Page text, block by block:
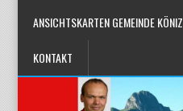
ANSICHTSKARTEN GEMEINDE KÖNIZ
KONTAKT